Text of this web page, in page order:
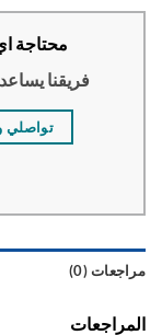
محتاجة اي
فريقنا يساعدك
تواصلي
(0)